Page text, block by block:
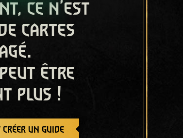
ce n'est
cartes
être
plus !
créer un guide